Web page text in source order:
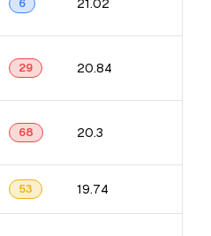
6 21.02
29 20.84
68 20.3
53 19.74